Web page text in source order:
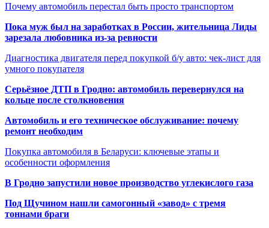
Почему автомобиль перестал быть просто транспортом
Пока муж был на заработках в России, жительница Лиды
зарезала любовника из-за ревности
Диагностика двигателя перед покупкой б/у авто: чек-лист для
умного покупателя
Серьёзное ДТП в Гродно: автомобиль перевернулся на
кольце после столкновения
Автомобиль и его техническое обслуживание: почему
ремонт необходим
Покупка автомобиля в Беларуси: ключевые этапы и
особенности оформления
В Гродно запустили новое производство углекислого газа
Под Щучином нашли самогонный «завод» с тремя
тоннами браги